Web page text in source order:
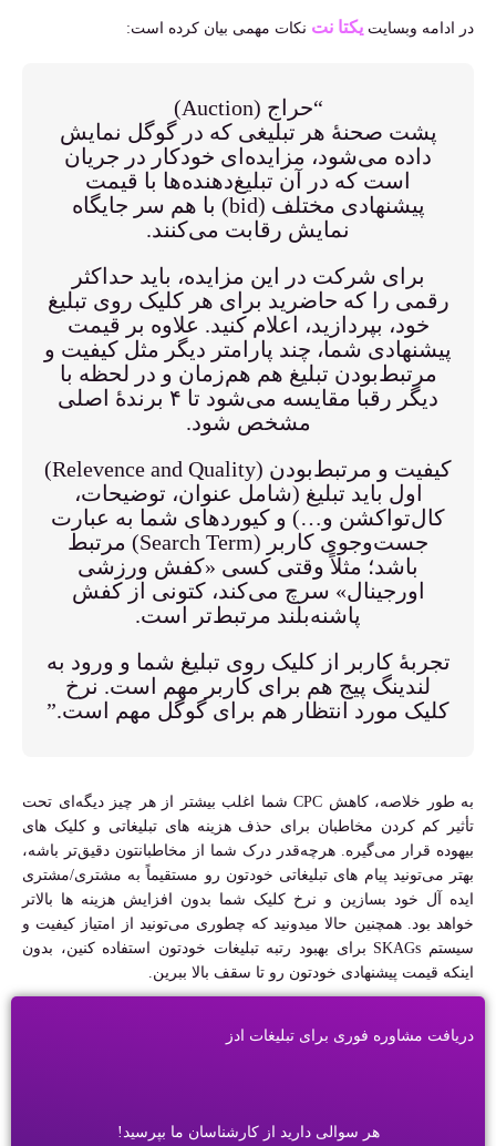
در ادامه وبسایت یکتا نت نکات مهمی بیان کرده است:
“حراج (Auction)
پشت صحنهٔ هر تبلیغی که در گوگل نمایش
داده می‌شود، مزایده‌ای خودکار در جریان
است که در آن تبلیغ‌دهنده‌ها با قیمت
پیشنهادی مختلف (bid) با هم سر جایگاه
نمایش رقابت می‌کنند.
برای شرکت در این مزایده، باید حداکثر
رقمی را که حاضرید برای هر کلیک روی تبلیغ
خود، بپردازید، اعلام کنید. علاوه بر قیمت
پیشنهادی شما، چند پارامتر دیگر مثل کیفیت و
مرتبط‌بودن تبلیغ هم هم‌زمان و در لحظه با
دیگر رقبا مقایسه می‌شود تا ۴ برندهٔ اصلی
مشخص شود.
کیفیت و مرتبط‌بودن (Relevence and Quality)
اول باید تبلیغ (شامل عنوان، توضیحات،
کال‌تواکشن و…) و کیوردهای شما به عبارت
جست‌وجوی کاربر (Search Term) مرتبط
باشد؛ مثلاً وقتی کسی «کفش ورزشی
اورجینال» سرچ می‌کند، کتونی از کفش
پاشنه‌بلند مرتبط‌تر است.
تجربهٔ کاربر از کلیک روی تبلیغ شما و ورود به
لندینگ پیج هم برای کاربر مهم است. نرخ
کلیک مورد انتظار هم برای گوگل مهم است.”
به طور خلاصه، کاهش CPC شما اغلب بیشتر از هر چیز دیگه‌ای تحت
تأثیر کم کردن مخاطبان برای حذف هزینه های تبلیغاتی و کلیک های
بیهوده قرار می‌گیره. هرچه‌قدر درک شما از مخاطبانتون دقیق‌تر باشه،
بهتر می‌تونید پیام های تبلیغاتی خودتون رو مستقیماً به مشتری/مشتری
ایده آل خود بسازین و نرخ کلیک شما بدون افزایش هزینه ها بالاتر
خواهد بود. همچنین حالا میدونید که چطوری می‌تونید از امتیاز کیفیت و
سیستم SKAGs برای بهبود رتبه تبلیغات خودتون استفاده کنین، بدون
اینکه قیمت پیشنهادی خودتون رو تا سقف بالا ببرین.
دریافت مشاوره فوری برای تبلیغات ادز
هر سوالی دارید از کارشناسان ما بپرسید!